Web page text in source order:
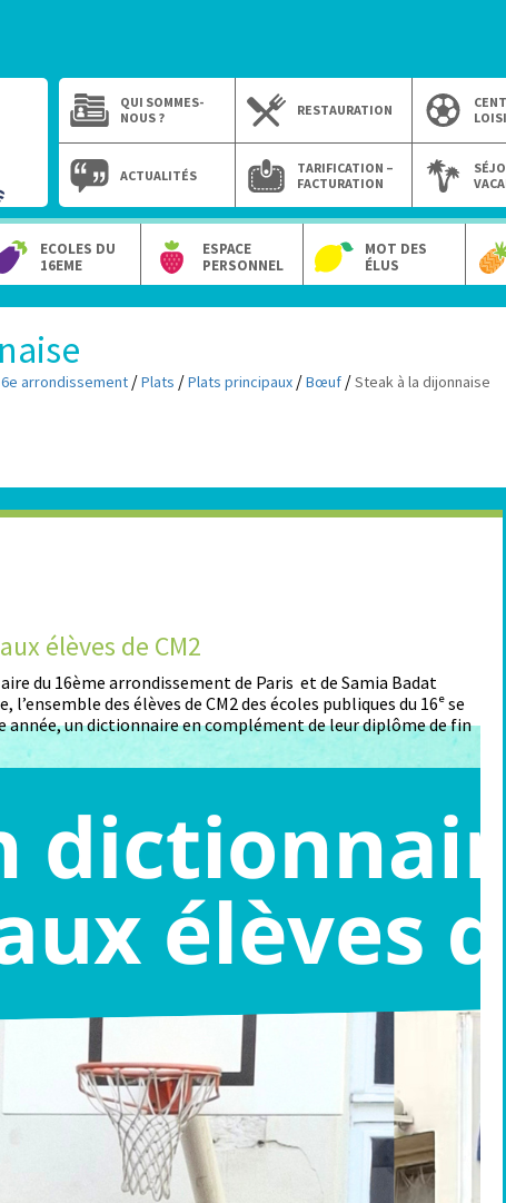
QUI SOMMES-
NOUS ?
RESTAURATION
ACTUALITÉS
TARIFICATION –
FACTURATION
ECOLES DU
16EME
ESPACE
PERSONNEL
MOT DES
ÉLUS
arrondissement /Plats /Plats principaux /Bœuf /Steak à la dijonnaise
élèves de CM2
du 16ème arrondissement de Paris et de Samia Badat
des élèves de CM2 des écoles publiques du 16ᵉ se
année, un dictionnaire en complément de leur diplôme de fin